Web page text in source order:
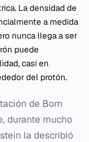
La densidad de
a medida
nunca llega a ser
puede
casi en
del protón.
de Born
durante mucho
la describió